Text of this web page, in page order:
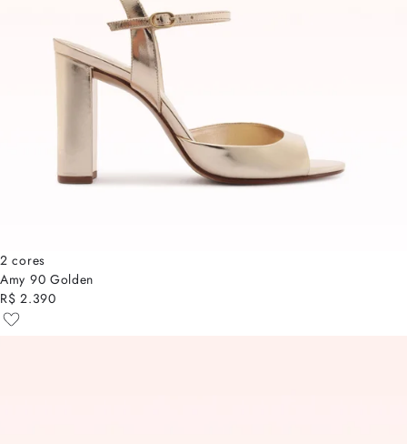
2 cores
Amy 90 Golden
R$ 2.390